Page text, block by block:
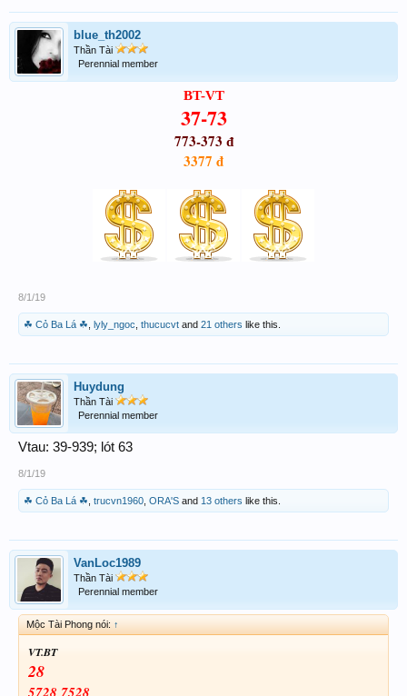
blue_th2002
Thần Tài
Perennial member
BT-VT
37-73
773-373 đ
3377 đ
8/1/19
☘ Cỏ Ba Lá ☘ lyly_ngoc thucucvt and 21 others like this.
Huydung
Thần Tài
Perennial member
Vtau: 39-939; lót 63
8/1/19
☘ Cỏ Ba Lá ☘ trucvn1960 ORA'S and 13 others like this.
VanLoc1989
Thần Tài
Perennial member
Mộc Tài Phong nói: ↑
VT.BT
28
5728 7528